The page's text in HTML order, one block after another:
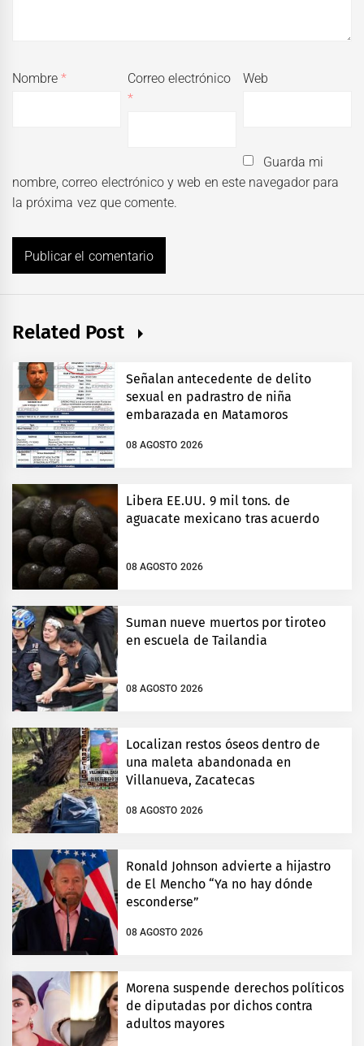
Nombre*
Correo electrónico
*
Web
Guarda mi
nombre, correo electrónico y web en este navegador para
la próxima vez que comente.
Related Post
Señalan antecedente de delito
sexual en padrastro de niña
embarazada en Matamoros
08 AGOSTO 2026
Libera EE.UU. 9 mil tons. de
aguacate mexicano tras acuerdo
08 AGOSTO 2026
Suman nueve muertos por tiroteo
en escuela de Tailandia
08 AGOSTO 2026
Localizan restos óseos dentro de
una maleta abandonada en
Villanueva, Zacatecas
08 AGOSTO 2026
Ronald Johnson advierte a hijastro
de El Mencho “Ya no hay dónde
esconderse”
08 AGOSTO 2026
Morena suspende derechos políticos
de diputadas por dichos contra
adultos mayores